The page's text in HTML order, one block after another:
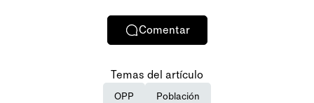
Comentar
Temas del artículo
OPP Población